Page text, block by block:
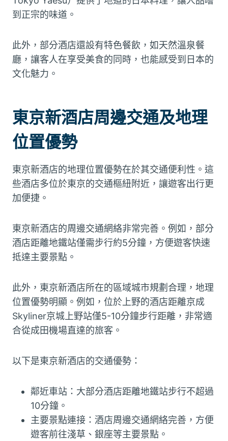
到正宗的味道。
此外，部分酒店還設有特色餐飲，如天然溫泉餐
廳，讓客人在享受美食的同時，也能感受到日本的
文化魅力。
東京新酒店周邊交通及地理
位置優勢
東京新酒店的地理位置優勢在於其交通便利性。這
些酒店多位於東京的交通樞紐附近，讓遊客出行更
加便捷。
東京新酒店的周邊交通網絡非常完善。例如，部分
酒店距離地鐵站僅需步行約5分鐘，方便遊客快速
抵達主要景點。
此外，東京新酒店所在的區域城市規劃合理，地理
位置優勢明顯。例如，位於上野的酒店距離京成
Skyliner京城上野站僅5-10分鐘步行距離，非常適
合從成田機場直達的旅客。
以下是東京新酒店的交通優勢：
鄰近車站：大部分酒店距離地鐵站步行不超過
10分鐘。
主要景點連接：酒店周邊交通網絡完善，方便
遊客前往淺草、銀座等主要景點。